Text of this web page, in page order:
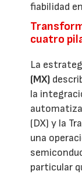
fiabilidad
cuatro
La
(MX)
la
(DX) y la
una
particular